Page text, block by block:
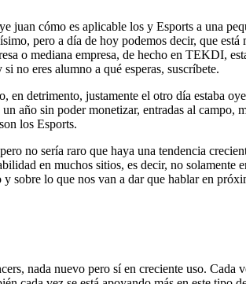
juan cómo es aplicable los y Esports a una
pero a día de hoy podemos decir, que
o mediana empresa, de hecho en TEKDI,
no eres alumno a qué esperas, suscríbete.
en detrimento, justamente el otro día estaba
año sin poder monetizar, entradas al
los Esports.
no sería raro que haya una tendencia
en muchos sitios, es decir, no
sobre lo que nos van a dar que hablar en
nada nuevo pero sí en creciente uso.